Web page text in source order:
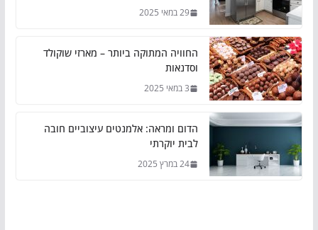
29 במאי 2025
החוויה המתוקה ביותר – מארזי שוקולד
וסדנאות
3 במאי 2025
הדום ומראה: אלמנטים עיצוביים חובה
לבית יוקרתי
24 במרץ 2025